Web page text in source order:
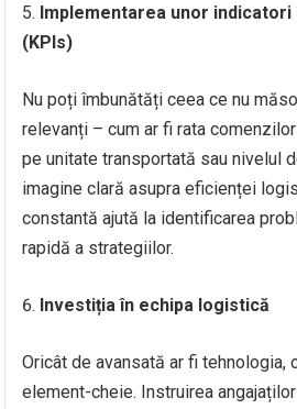
Implementarea unor
(KPIs)
Nu poți îmbunătăți ceea ce nu
relevanți – cum ar fi rata
pe unitate transportată sau nivelul
imagine clară asupra eficienței
constantă ajută la identificarea
rapidă a strategiilor.
Investiția în echipa logistică
Oricât de avansată ar fi tehnologia,
element-cheie. Instruirea